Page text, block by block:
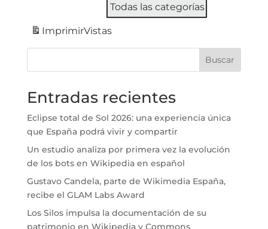
Todas las categorías
ImprimirVistas
Buscar
Entradas recientes
Eclipse total de Sol 2026: una experiencia única
que España podrá vivir y compartir
Un estudio analiza por primera vez la evolución
de los bots en Wikipedia en español
Gustavo Candela, parte de Wikimedia España,
recibe el GLAM Labs Award
Los Silos impulsa la documentación de su
patrimonio en Wikipedia y Commons